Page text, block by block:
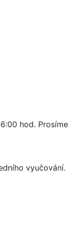
hod.
vyučování.